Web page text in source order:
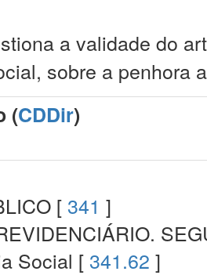
a validade do
sobre a penhora
(CDDir)
[ 341 ]
Social [ 341.62 ]